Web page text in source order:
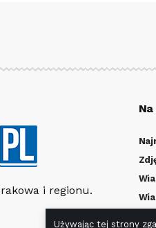
Używając tej strony
i regionu.